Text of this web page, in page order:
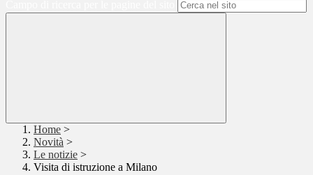
Home >
Novità >
Le notizie >
Visita di istruzione a Milano